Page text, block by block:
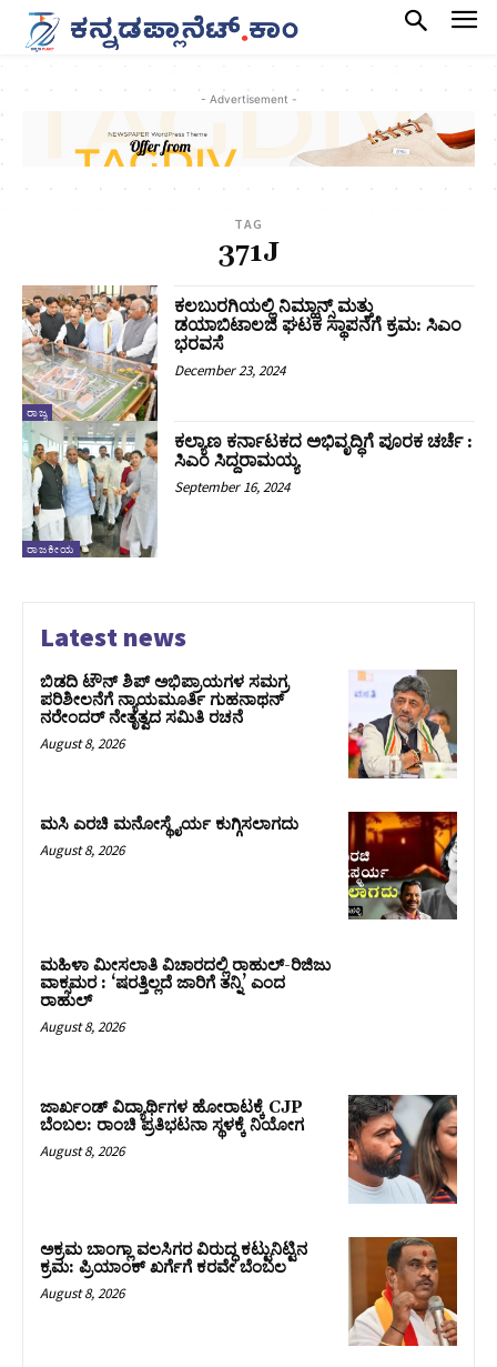
- Advertisement -
TAG
371J
ರಾಜ್ಯ
ಕಲಬುರಗಿಯಲ್ಲಿ ನಿಮ್ಹಾನ್ಸ್ ಮತ್ತು
ಡಯಾಬಿಟಾಲಜಿ ಘಟಕ ಸ್ಥಾಪನೆಗೆ ಕ್ರಮ: ಸಿಎಂ
ಭರವಸೆ
December 23, 2024
ರಾಜಕೀಯ
ಕಲ್ಯಾಣ ಕರ್ನಾಟಕದ ಅಭಿವೃದ್ಧಿಗೆ ಪೂರಕ ಚರ್ಚೆ :
ಸಿಎಂ ಸಿದ್ದರಾಮಯ್ಯ
September 16, 2024
Latest news
ಬಿಡದಿ ಟೌನ್ ಶಿಪ್ ಅಭಿಪ್ರಾಯಗಳ ಸಮಗ್ರ
ಪರಿಶೀಲನೆಗೆ ನ್ಯಾಯಮೂರ್ತಿ ಗುಹನಾಥನ್
ನರೇಂದರ್ ನೇತೃತ್ವದ ಸಮಿತಿ ರಚನೆ
August 8, 2026
ಮಸಿ ಎರಚಿ ಮನೋಸ್ಥೈರ್ಯ ಕುಗ್ಗಿಸಲಾಗದು
August 8, 2026
ಮಹಿಳಾ ಮೀಸಲಾತಿ ವಿಚಾರದಲ್ಲಿ ರಾಹುಲ್‌-ರಿಜಿಜು
ವಾಕ್ಸಮರ : ‘ಷರತ್ತಿಲ್ಲದೆ ಜಾರಿಗೆ ತನ್ನಿ’ ಎಂದ
ರಾಹುಲ್‌
August 8, 2026
ಜಾರ್ಖಂಡ್‌ ವಿದ್ಯಾರ್ಥಿಗಳ ಹೋರಾಟಕ್ಕೆ CJP
ಬೆಂಬಲ: ರಾಂಚಿ ಪ್ರತಿಭಟನಾ ಸ್ಥಳಕ್ಕೆ ನಿಯೋಗ
August 8, 2026
ಅಕ್ರಮ ಬಾಂಗ್ಲಾ ವಲಸಿಗರ ವಿರುದ್ಧ ಕಟ್ಟುನಿಟ್ಟಿನ
ಕ್ರಮ: ಪ್ರಿಯಾಂಕ್ ಖರ್ಗೆಗೆ ಕರವೇ ಬೆಂಬಲ
August 8, 2026